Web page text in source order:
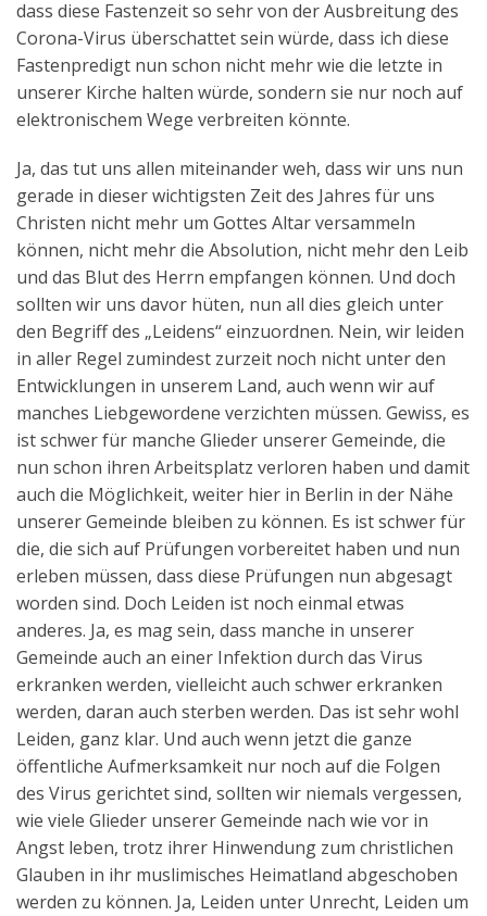
Kontakt
English
dass diese Fastenzeit so sehr von der Ausbreitung des
Corona-Virus überschattet sein würde, dass ich diese
Fastenpredigt nun schon nicht mehr wie die letzte in
unserer Kirche halten würde, sondern sie nur noch auf
elektronischem Wege verbreiten könnte.
Ja, das tut uns allen miteinander weh, dass wir uns nun
gerade in dieser wichtigsten Zeit des Jahres für uns
Christen nicht mehr um Gottes Altar versammeln
können, nicht mehr die Absolution, nicht mehr den Leib
und das Blut des Herrn empfangen können. Und doch
sollten wir uns davor hüten, nun all dies gleich unter
den Begriff des „Leidens“ einzuordnen. Nein, wir leiden
in aller Regel zumindest zurzeit noch nicht unter den
Entwicklungen in unserem Land, auch wenn wir auf
manches Liebgewordene verzichten müssen. Gewiss, es
ist schwer für manche Glieder unserer Gemeinde, die
nun schon ihren Arbeitsplatz verloren haben und damit
auch die Möglichkeit, weiter hier in Berlin in der Nähe
unserer Gemeinde bleiben zu können. Es ist schwer für
die, die sich auf Prüfungen vorbereitet haben und nun
erleben müssen, dass diese Prüfungen nun abgesagt
worden sind. Doch Leiden ist noch einmal etwas
anderes. Ja, es mag sein, dass manche in unserer
Gemeinde auch an einer Infektion durch das Virus
erkranken werden, vielleicht auch schwer erkranken
werden, daran auch sterben werden. Das ist sehr wohl
Leiden, ganz klar. Und auch wenn jetzt die ganze
öffentliche Aufmerksamkeit nur noch auf die Folgen
des Virus gerichtet sind, sollten wir niemals vergessen,
wie viele Glieder unserer Gemeinde nach wie vor in
Angst leben, trotz ihrer Hinwendung zum christlichen
Glauben in ihr muslimisches Heimatland abgeschoben
werden zu können. Ja, Leiden unter Unrecht, Leiden um